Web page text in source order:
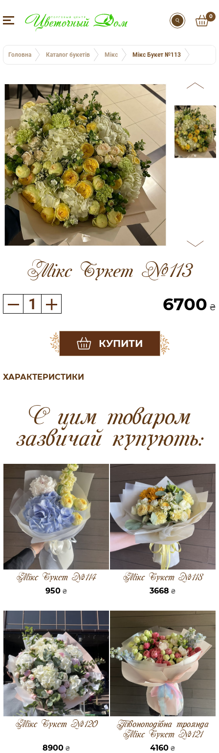
0
Головна Каталог букетів Мікс Мікс Букет №113
Мікс Букет №113
6700 ₴
КУПИТИ
ХАРАКТЕРИСТИКИ
C цим товаром
зазвичай купують:
Мікс Букет №114
950₴
Мікс Букет №118
3668 ₴
Мікс Букет №120
8900₴
Півоноподібна троянда
Мікс Букет №121
4160 ₴